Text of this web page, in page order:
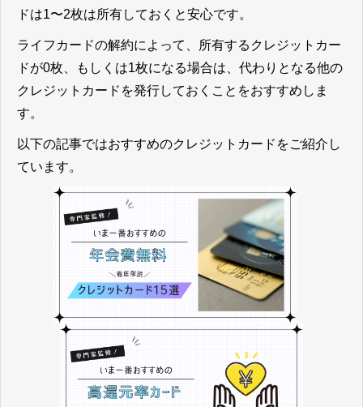
ドは1〜2枚は所有しておくと安心です。
ライフカードの解約によって、所有するクレジットカー
ドが0枚、もしくは1枚になる場合は、代わりとなる他の
クレジットカードを発行しておくことをおすすめしま
す。
以下の記事ではおすすめのクレジットカードをご紹介し
ています。